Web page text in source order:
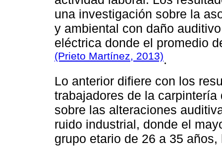
una investigación sobre la
y ambiental con daño
eléctrica donde el promedio
(Prieto Martínez, 2013).
Lo anterior difiere con los
trabajadores de la
sobre las alteraciones
ruido industrial, donde el
grupo etario de 26 a 35